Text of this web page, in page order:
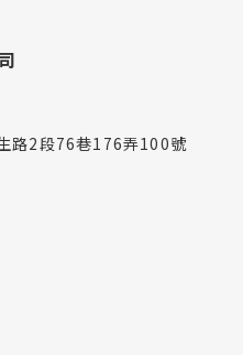
路2段76巷176弄100號